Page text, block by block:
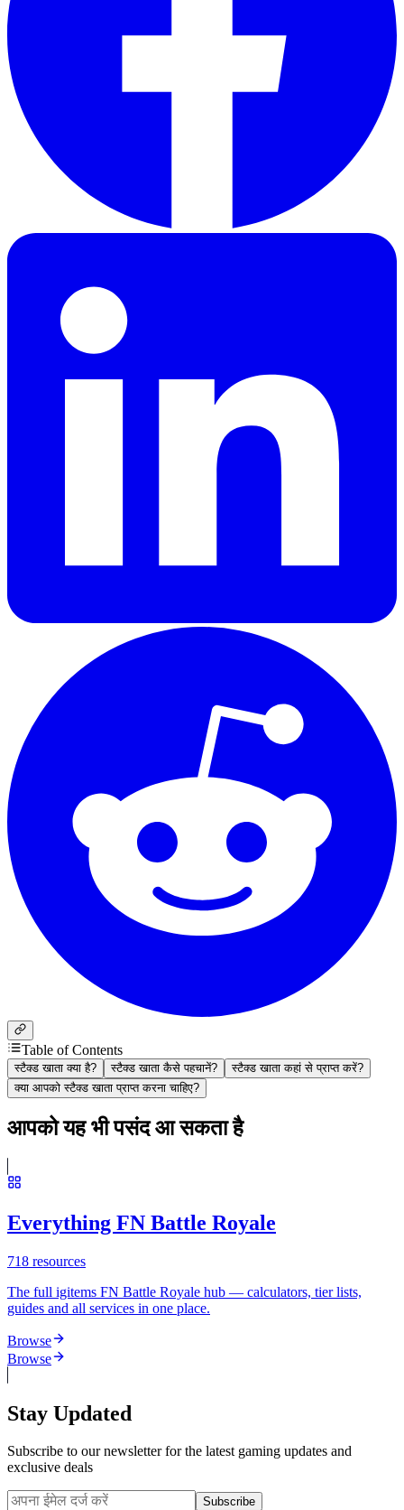
Table of Contents
स्टैक्ड खाता क्या है? स्टैक्ड खाता कैसे पहचानें?
स्टैक्ड खाता कहां से प्राप्त करें?
क्या आपको स्टैक्ड खाता प्राप्त करना चाहिए?
आपको यह भी पसंद आ सकता है
Everything FN Battle Royale
718 resources
The full igitems FN Battle Royale hub — calculators, tier lists,
guides and all services in one place.
Browse
Browse
Stay Updated
Subscribe to our newsletter for the latest gaming updates and
exclusive deals
Subscribe